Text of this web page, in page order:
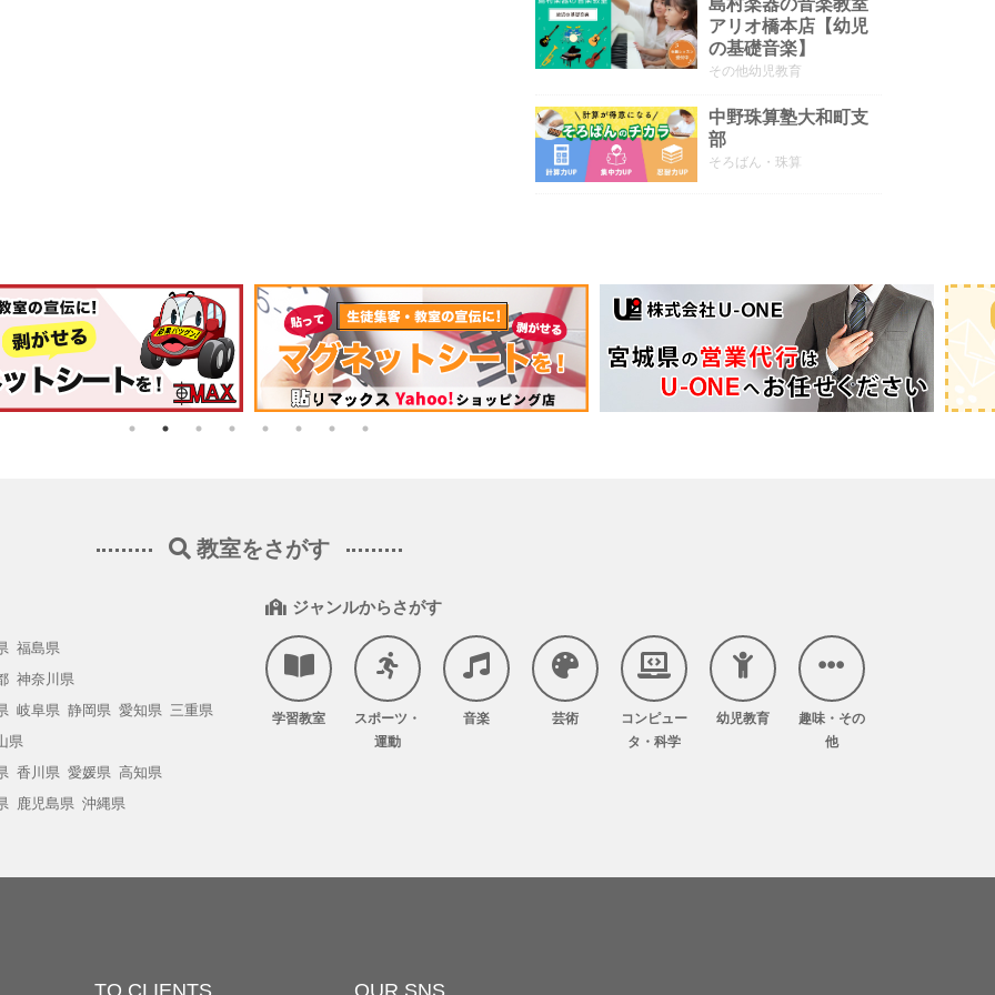
アリオ橋本店【幼児
の基礎音楽】
その他幼児教育
中野珠算塾大和町支
部
そろばん・珠算
教室をさがす
福島県
神奈川県
岐阜県 静岡県 愛知県 三重県
県
香川県 愛媛県 高知県
鹿児島県 沖縄県
ジャンルからさがす
学習教室
スポーツ・
運動
音楽 芸術
コンピュー
タ・科学
幼児教育
趣味・その
他
TO CLIENTS OUR SNS